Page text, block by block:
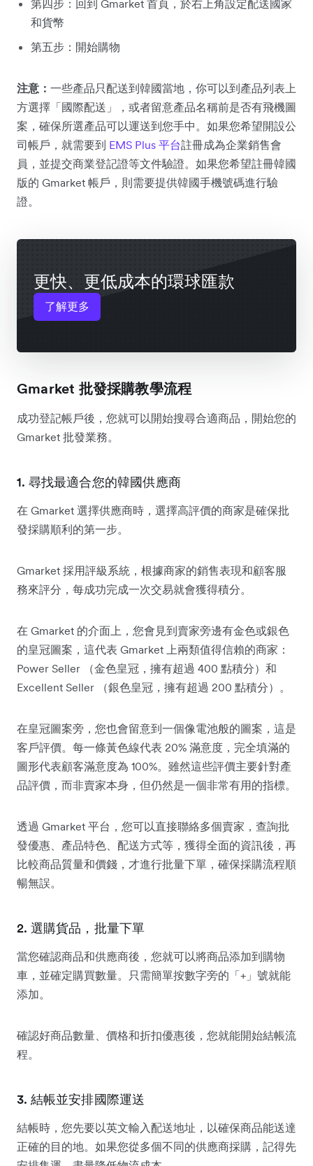
第四步：回到 Gmarket 首頁，於右上角設定配送國家
和貨幣
第五步：開始購物
注意： 一些產品只配送到韓國當地，你可以到產品列表上
方選擇「國際配送」，或者留意產品名稱前是否有飛機圖
案，確保所選產品可以運送到您手中。如果您希望開設公
司帳戶，就需要到 EMS Plus 平台註冊成為企業銷售會
員，並提交商業登記證等文件驗證。如果您希望註冊韓國
版的 Gmarket 帳戶，則需要提供韓國手機號碼進行驗
證。
更快、更低成本的環球匯款
了解更多
Gmarket 批發採購教學流程
成功登記帳戶後，您就可以開始搜尋合適商品，開始您的
Gmarket 批發業務。
1. 尋找最適合您的韓國供應商
在 Gmarket 選擇供應商時，選擇高評價的商家是確保批
發採購順利的第一步。
Gmarket 採用評級系統，根據商家的銷售表現和顧客服
務來評分，每成功完成一次交易就會獲得積分。
在 Gmarket 的介面上，您會見到賣家旁邊有金色或銀色
的皇冠圖案，這代表 Gmarket 上兩類值得信賴的商家：
Power Seller （金色皇冠，擁有超過 400 點積分）和
Excellent Seller （銀色皇冠，擁有超過 200 點積分）。
在皇冠圖案旁，您也會留意到一個像電池般的圖案，這是
客戶評價。每一條黃色線代表 20% 滿意度，完全填滿的
圖形代表顧客滿意度為 100%。雖然這些評價主要針對產
品評價，而非賣家本身，但仍然是一個非常有用的指標。
透過 Gmarket 平台，您可以直接聯絡多個賣家，查詢批
發優惠、產品特色、配送方式等，獲得全面的資訊後，再
比較商品質量和價錢，才進行批量下單，確保採購流程順
暢無誤。
2. 選購貨品，批量下單
當您確認商品和供應商後，您就可以將商品添加到購物
車，並確定購買數量。只需簡單按數字旁的「+」號就能
添加。
確認好商品數量、價格和折扣優惠後，您就能開始結帳流
程。
3. 結帳並安排國際運送
結帳時，您先要以英文輸入配送地址，以確保商品能送達
正確的目的地。如果您從多個不同的供應商採購，記得先